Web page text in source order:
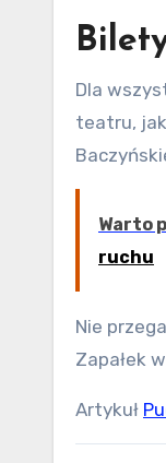
Dla
teatru, jak
Warto
ruchu
Nie
Zapałek
Artykuł